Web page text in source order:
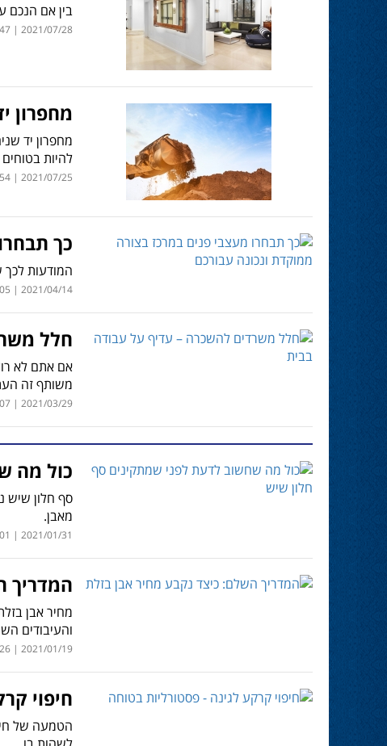
בין אם הנכם
2021/07/28 | 11:47
מחפרון
מחפרון יד
להיות
2021/07/25 | 13:54
כך
המודעות
2021/04/14 | 09:05
חלל
אם אתם לא
משותף זה
2021/03/29 | 14:07
כול מה
סף חלון שיש
מאבן.
2021/01/31 | 14:01
המדריך
מחיר אבן
והעיבודים
2021/01/19 | 10:26
חיפוי
הטמעה של